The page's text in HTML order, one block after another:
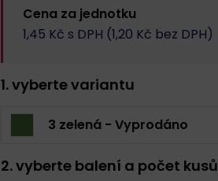
Cena za jednotku
1,45 Kč s DPH (1,20 Kč bez DPH)
1. vyberte variantu
3 zelená - Vyprodáno
2. vyberte balení a počet kusů